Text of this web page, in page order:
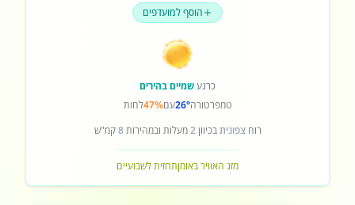
הוסף למועדפים
כרגעשמיים בהירים
טמפרטורה26°עם47%לחות
רוחצפוניתבכיוון2מעלות ובמהירות8קמ"ש
מזג האוויר באומןתחזית לשבועיים